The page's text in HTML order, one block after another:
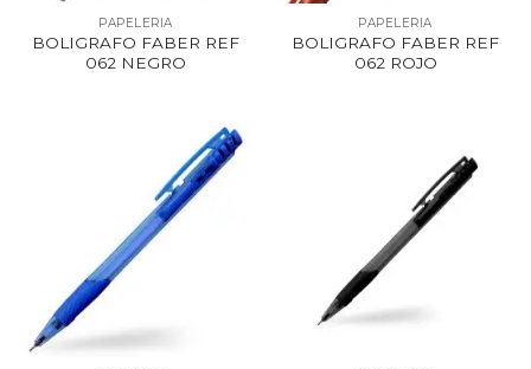
PAPELERIA
BOLIGRAFO FABER REF
062 NEGRO
PAPELERIA
BOLIGRAFO FABER REF
062 ROJO